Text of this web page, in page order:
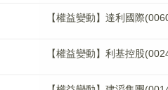
【權益變動】達利國際
【權益變動】利基控股